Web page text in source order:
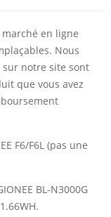
en ligne
Nous
notre site sont
que vous avez
F6/F6L (pas une
BL-N3000G